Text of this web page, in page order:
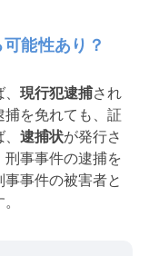
能性あり？
現行犯逮捕され
捕を免れても、証
逮捕状が発行さ
事事件の逮捕を
事件の被害者と